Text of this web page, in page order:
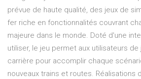
prévue de haute qualité, des jeux de
fer riche en fonctionnalités couvrant
majeure dans le monde. Doté d'une
utiliser, le jeu permet aux utilisateurs
carrière pour accomplir chaque
nouveaux trains et routes. Réalisations